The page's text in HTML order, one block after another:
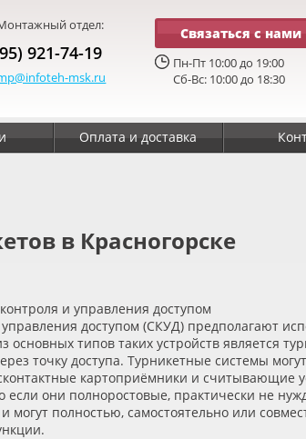
отдел:
921-74-19
msk.ru
Связаться с нами
Пн-Пт 10:00 до 19:00
Сб-Вс: 10:00 до 18:30
Оплата и доставка
в Красногорске
и управления доступом
доступом (СКУД) предполагают
основных типов таких устройств является
точку доступа. Турникетные системы
картоприёмники и считывающие
если они полноростовые, практически не
могут полностью, самостоятельно или